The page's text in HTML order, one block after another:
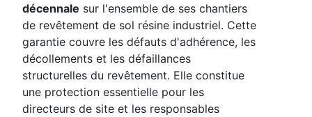
décennale sur l'ensemble de ses chantiers
de revêtement de sol résine industriel. Cette
garantie couvre les défauts d'adhérence, les
décollements et les défaillances
structurelles du revêtement. Elle constitue
une protection essentielle pour les
directeurs de site et les responsables